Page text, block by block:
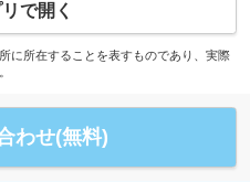
で開く
に所在することを表すものであり、実際
わせ(無料)